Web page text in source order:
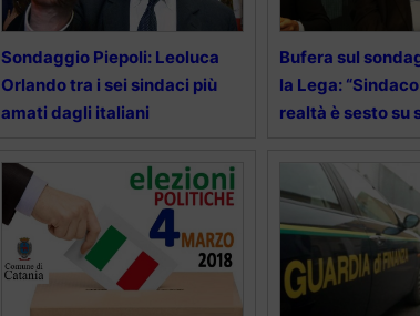
Sondaggio Piepoli: Leoluca
Orlando tra i sei sindaci più
amati dagli italiani
Bufera sul
la Lega:
realtà è sesto su